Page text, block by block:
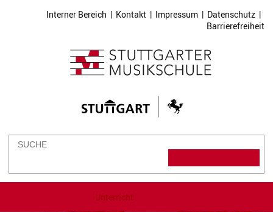
Interner Bereich | Kontakt | Impressum | Datenschutz |
Barrierefreiheit
Unterricht